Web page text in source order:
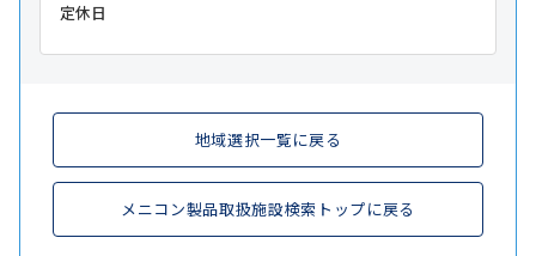
定休日
地域選択一覧に戻る
メニコン製品取扱施設検索トップに戻る